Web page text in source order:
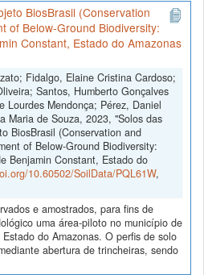
BiosBrasil (Conservation
of Below-Ground Biodiversity:
Constant, Estado do Amazonas
Fidalgo, Elaine Cristina Cardoso;
Santos, Humberto Gonçalves
Lourdes Mendonça; Pérez, Daniel
Maria de Souza, 2023, "Solos das
BiosBrasil (Conservation and
of Below-Ground Biodiversity:
Benjamin Constant, Estado do
10.60502/SoilData/PQL61W,
e amostrados, para fins de
uma área-piloto no município de
do Amazonas. O perfis de solo
abertura de trincheiras, sendo